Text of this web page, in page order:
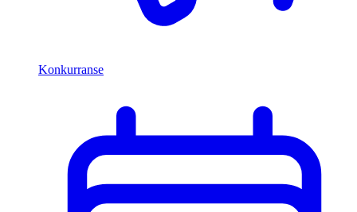
Konkurranse